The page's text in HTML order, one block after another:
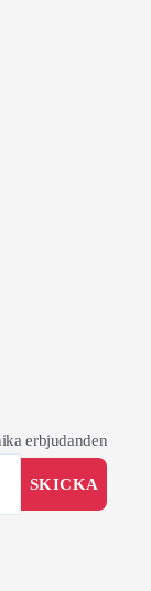
erbjudanden
SKICKA